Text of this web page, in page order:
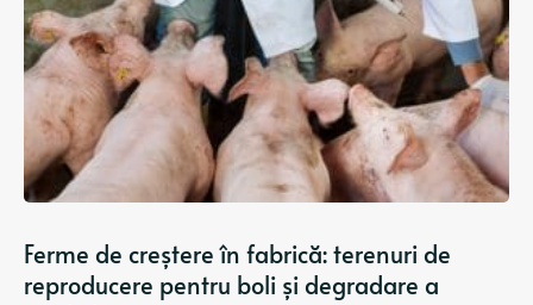
Ferme de creștere în fabrică: terenuri de
reproducere pentru boli și degradare a